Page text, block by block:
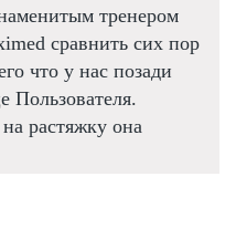
тренером
сравнить сих пор
что у нас позади
Пользователя.
растяжку она